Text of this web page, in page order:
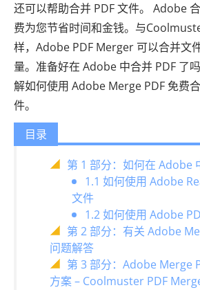
还可以帮助合并 PDF 文件。 Adobe
费为您节省时间和金钱。与
样，Adobe PDF Merger 可以合并文
量。准备好在 Adob​​e 中合并 PDF 了
解如何使用 Adob​​e Merge PDF 免费
件。
目录
第 1 部分：如何在 Adob​​e
1.1 如何使用 Adob​​e
文件
1.2 如何使用 Adob​​e
第 2 部分：有关 Adob​​e
问题解答
第 3 部分：Adobe Merge
方案 – Coolmuster PDF